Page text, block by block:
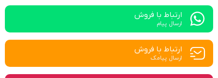
ارتباط با فروش
ارسال پیام
ارتباط با فروش
ارسال پیامک